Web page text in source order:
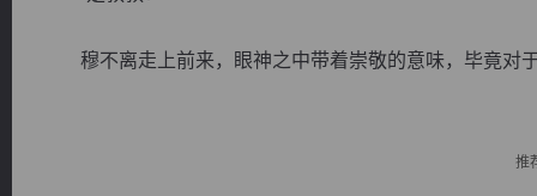
穆不离走上前来，眼神之中带着崇敬的意味，毕竟对
推